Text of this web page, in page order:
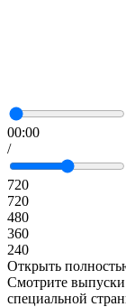
00:00
/
720
720
480
360
240
Открыть
Смотрите
специальной